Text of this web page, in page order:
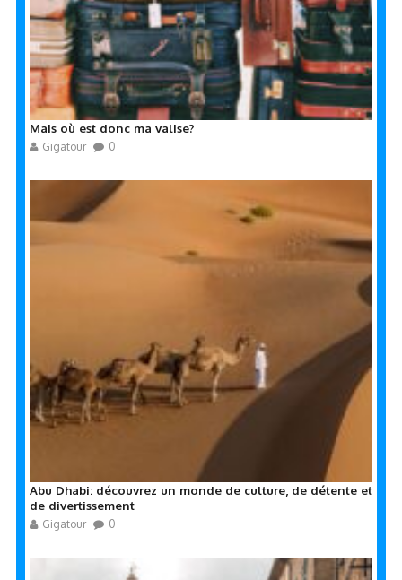
Mais où est donc ma valise?
Gigatour 0
Abu Dhabi: découvrez un monde de culture, de détente et
de divertissement
Gigatour 0